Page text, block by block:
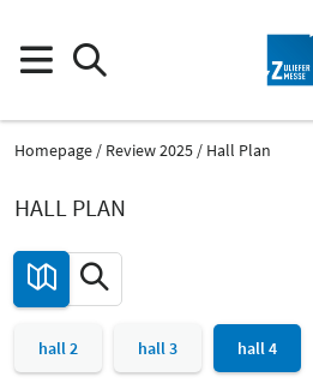
Homepage Review 2025
Hall Plan
HALL PLAN
hall 2 hall 3 hall 4